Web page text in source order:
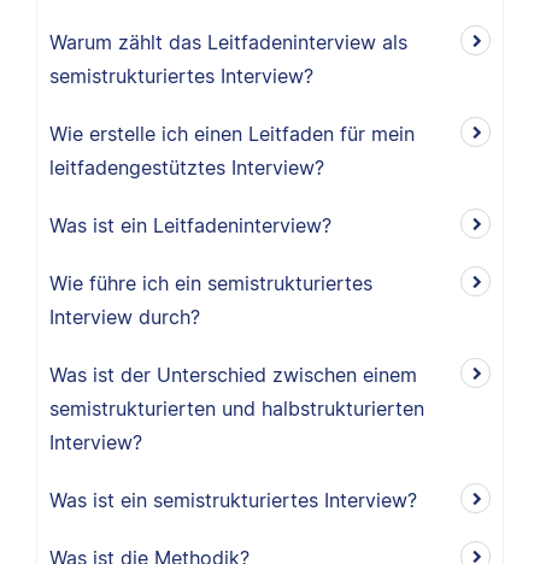
Warum zählt das Leitfadeninterview als
semistrukturiertes Interview?
Wie erstelle ich einen Leitfaden für mein
leitfadengestütztes Interview?
Was ist ein Leitfadeninterview?
Wie führe ich ein semistrukturiertes
Interview durch?
Was ist der Unterschied zwischen einem
semistrukturierten und halbstrukturierten
Interview?
Was ist ein semistrukturiertes Interview?
Was ist die Methodik?